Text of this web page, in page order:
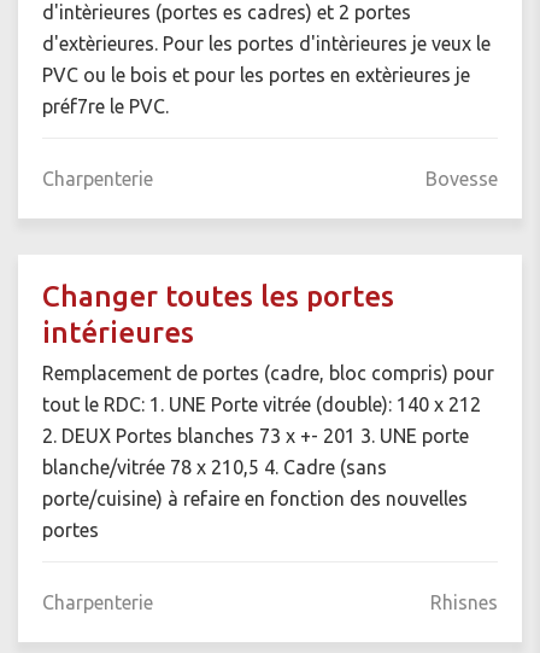
d'intèrieures (portes es cadres) et 2 portes
d'extèrieures. Pour les portes d'intèrieures je veux le
PVC ou le bois et pour les portes en extèrieures je
préf7re le PVC.
Charpenterie Bovesse
Changer toutes les portes
intérieures
Remplacement de portes (cadre, bloc compris) pour
tout le RDC: 1. UNE Porte vitrée (double): 140 x 212
2. DEUX Portes blanches 73 x +- 201 3. UNE porte
blanche/vitrée 78 x 210,5 4. Cadre (sans
porte/cuisine) à refaire en fonction des nouvelles
portes
Charpenterie Rhisnes